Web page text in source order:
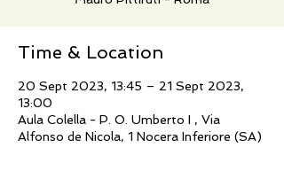
Time & Location
20 Sept 2023, 13:45 – 21 Sept 2023,
13:00
Aula Colella - P. O. Umberto I , Via
Alfonso de Nicola, 1 Nocera Inferiore (SA)